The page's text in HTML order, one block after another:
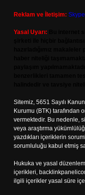
Reklam ve İletişim:
Yasal Uyarı:
Sitemiz, 5651 Sayılı
Kurumu (BTK) tarafından
vermektedir. Bu nedenle,
veya araştırma
yazdıkları içeriklerin
sorumluluğu kabul etmiş
Hukuka ve yasal
içerikleri,
ilgili içerikler yasal süre